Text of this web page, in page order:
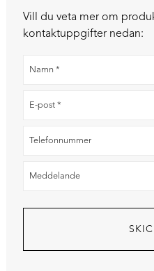
Vill du veta mer om
kontaktuppgifter nedan: